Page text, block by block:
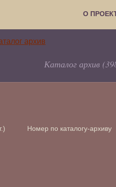
О
Каталог архив
Номер по каталогу-архиву